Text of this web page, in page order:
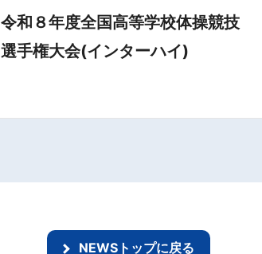
令和８年度全国高等学校体操競技
選手権大会(インターハイ)
NEWSトップに戻る